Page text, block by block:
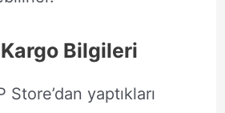
Bilgileri
yaptıkları